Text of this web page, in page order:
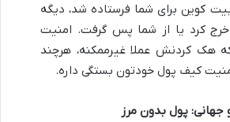
کوین برای شما فرستاده شد، دیگه
کرد یا از شما پس گرفت. امنیت
هک کردنش عملا غیرممکنه، هرچند
کیف پول خودتون بستگی داره.
پول بدون مرز